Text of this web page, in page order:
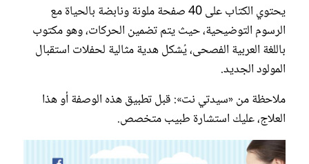
يحتوي الكتاب على 40 صفحة ملونة ونابضة بالحياة مع
الرسوم التوضيحية، حيث يتم تضمين الحركات، وهو مكتوب
باللغة العربية الفصحى، يُشكل هدية مثالية لحفلات استقبال
المولود الجديد.
ملاحظة من «سيدتي نت»: قبل تطبيق هذه الوصفة أو هذا
العلاج، عليك استشارة طبيب متخصص.